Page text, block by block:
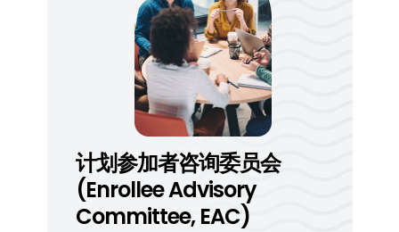
计划参加者咨询委员会
(Enrollee Advisory
Committee, EAC)